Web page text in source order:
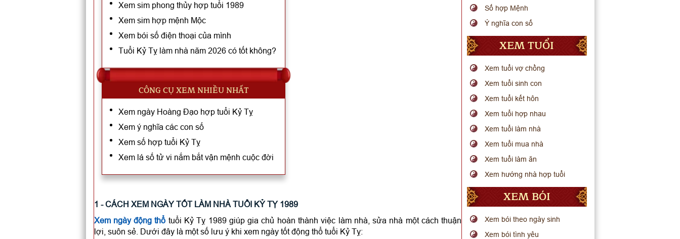
Xem sim phong thủy hợp tuổi 1989
Xem sim hợp mệnh Mộc
Xem bói số điện thoại của mình
Tuổi Kỷ Tỵ làm nhà năm 2026 có tốt không?
CÔNG CỤ XEM NHIỀU NHẤT
Xem ngày Hoàng Đạo hợp tuổi Kỷ Tỵ
Xem ý nghĩa các con số
Xem số hợp tuổi Kỷ Tỵ
Xem lá số tử vi nắm bắt vận mệnh cuộc đời
1 - CÁCH XEM NGÀY TỐT LÀM NHÀ TUỔI KỶ TỴ 1989
Xem ngày động thổ tuổi Kỷ Tỵ 1989 giúp gia chủ hoàn thành việc làm nhà, sửa nhà một cách thuận
lợi, suôn sẻ. Dưới đây là một số lưu ý khi xem ngày tốt động thổ tuổi Kỷ Tỵ:
Số hợp Mệnh
Ý nghĩa con số
XEM TUỔI
Xem tuổi vợ chồng
Xem tuổi sinh con
Xem tuổi kết hôn
Xem tuổi hợp nhau
Xem tuổi làm nhà
Xem tuổi mua nhà
Xem tuổi làm ăn
Xem hướng nhà hợp tuổi
XEM BÓI
Xem bói theo ngày sinh
Xem bói tình yêu